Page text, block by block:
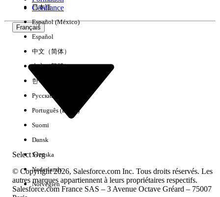
Aucun résultat
Confiance
Français
Select Org
日本語
Español (México)
Español
中文（简体）
中文（繁體）
한국어
Русский
Português (Brasil)
Suomi
Dansk
Svenska
Nederlands
Norvégien
© Copyright 2026, Salesforce.com Inc. Tous droits réservés. Les
autres marques appartiennent à leurs propriétaires respectifs.
Salesforce.com France SAS – 3 Avenue Octave Gréard – 75007